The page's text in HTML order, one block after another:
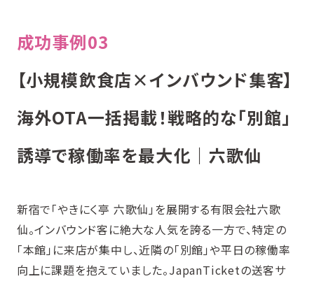
成功事例03
【小規模飲食店×インバウンド集客】
海外OTA一括掲載！戦略的な「別館」
誘導で稼働率を最大化 ｜六歌仙
新宿で「やきにく亭 六歌仙」を展開する有限会社六歌
仙。インバウンド客に絶大な人気を誇る一方で、特定の
「本館」に来店が集中し、近隣の「別館」や平日の稼働率
向上に課題を抱えていました。JapanTicketの送客サ